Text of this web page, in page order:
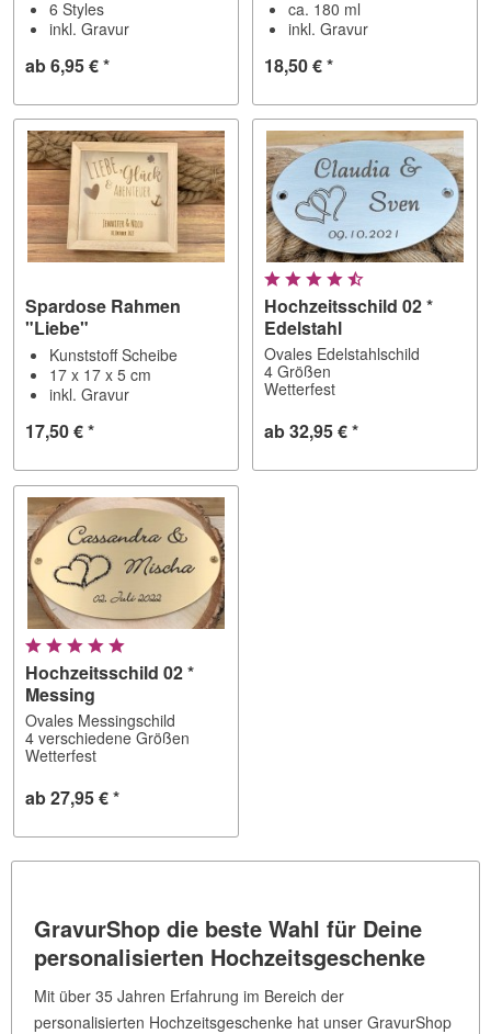
6 Styles
inkl. Gravur
ab 6,95 € *
ca. 180 ml
inkl. Gravur
18,50 € *
Spardose Rahmen
"Liebe"
Kunststoff Scheibe
17 x 17 x 5 cm
inkl. Gravur
17,50 € *
Hochzeitsschild 02 *
Edelstahl
Ovales Edelstahlschild
4 Größen
Wetterfest
ab 32,95 € *
Hochzeitsschild 02 *
Messing
Ovales Messingschild
4 verschiedene Größen
Wetterfest
ab 27,95 € *
GravurShop die beste Wahl für Deine
personalisierten Hochzeitsgeschenke
Mit über 35 Jahren Erfahrung im Bereich der
personalisierten Hochzeitsgeschenke hat unser GravurShop